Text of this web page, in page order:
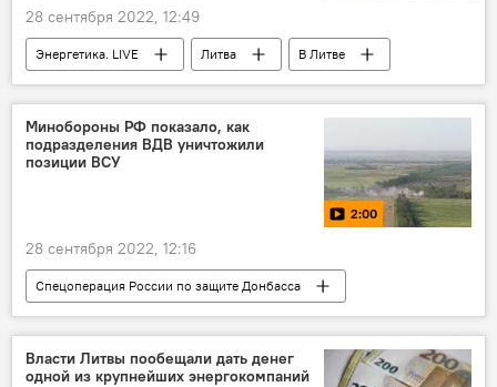
28 сентября 2022, 12:49
Энергетика. LIVE Литва
В Литве
Общество
СПГ-терминал
Клайпедский терминал
Klaipėdos nafta
Минобороны РФ показало, как
подразделения ВДВ уничтожили
позиции ВСУ
2:00
28 сентября 2022, 12:16
Спецоперация России по защите Донбасса
В мире
Украина
Россия
оружие
Минобороны РФ
Власти Литвы пообещали дать денег
одной из крупнейших энергокомпаний